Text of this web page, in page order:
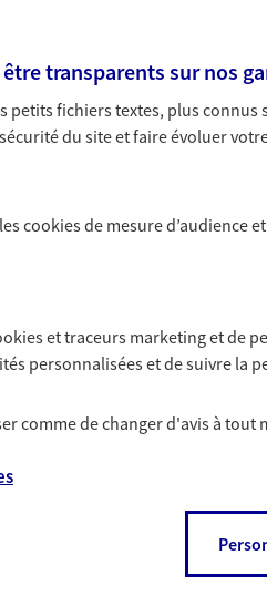
Nous
transparents sur nos
petits fichiers textes, plus connus
du site et faire évoluer
cookiesde mesure d’audience
et traceurs marketing et de
personnalisées et de suivre la
comme de changer d'avis à tout